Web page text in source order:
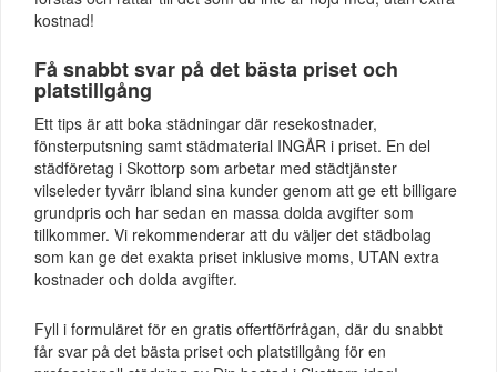
kostnad!
Få snabbt svar på det bästa priset och
platstillgång
Ett tips är att boka städningar där resekostnader,
fönsterputsning samt städmaterial INGÅR i priset. En del
städföretag i Skottorp som arbetar med städtjänster
vilseleder tyvärr ibland sina kunder genom att ge ett billigare
grundpris och har sedan en massa dolda avgifter som
tillkommer. Vi rekommenderar att du väljer det städbolag
som kan ge det exakta priset inklusive moms, UTAN extra
kostnader och dolda avgifter.
Fyll i formuläret för en gratis offertförfrågan, där du snabbt
får svar på det bästa priset och platstillgång för en